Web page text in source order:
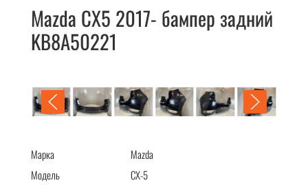
Mazda CX5 2017- бампер задний
KB8A50221
Марка
Mazda
Модель
CX-5